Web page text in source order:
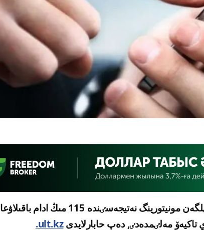
قازاقستاندا موبيلدٸ اۋدارىمدارعا جٷرگٸزٸلگەن مونيتورينگ نەتيجەسٸندە 115 مىڭ ادام باقىلاۋعا
مەلٸمدەدٸ, دەپ حابارلايدىult.kz.